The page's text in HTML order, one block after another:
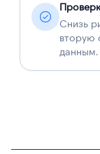
Снизь
вторую
данным.